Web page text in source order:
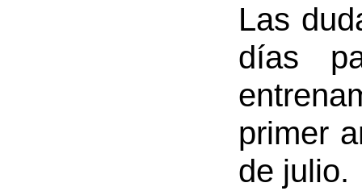
Las
días
primer
de julio.